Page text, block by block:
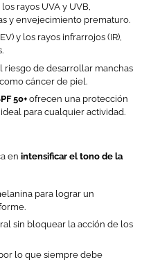
rayos UVA y UVB,
y envejecimiento prematuro.
y los rayos infrarrojos (IR),
riesgo de desarrollar manchas
cáncer de piel.
50+ofrecen una protección
para cualquier actividad.
en intensificar el tono de la
para lograr un
sin bloquear la acción de los
lo que siempre debe